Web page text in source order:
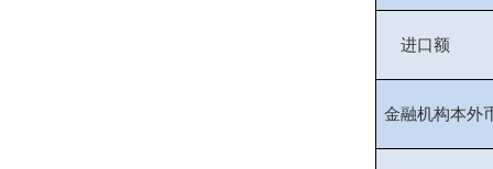
进口额
金融机构本外